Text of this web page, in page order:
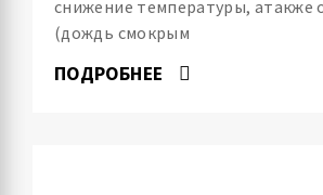
снижение температуры, атакже
(дождь смокрым
ПОДРОБНЕЕ